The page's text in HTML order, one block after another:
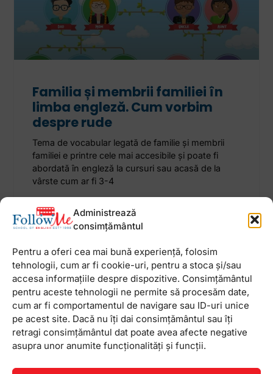
Administrează
consimțământul
Pentru a oferi cea mai bună experiență, folosim
tehnologii, cum ar fi cookie-uri, pentru a stoca și/sau
accesa informațiile despre dispozitive. Consimțământul
pentru aceste tehnologii ne permite să procesăm date,
cum ar fi comportamentul de navigare sau ID-uri unice
pe acest site. Dacă nu îți dai consimțământul sau îți
retragi consimțământul dat poate avea afecte negative
asupra unor anumite funcționalități și funcții.
Familia și membrii familiei în
limba engleză. Cum vorbim
despre rude
Tema de vocabular legată de familie și membrii
familiei e printre cele mai accesibile și poate fi
abordată în engleză la cursuri sau acasă de la
vârste cum ar fi 3-4
22 octombrie 2024 Niciun comentariu
Newsletter